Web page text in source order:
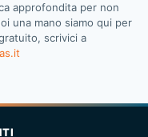
approfondita per non
una mano siamo qui per
scrivici a